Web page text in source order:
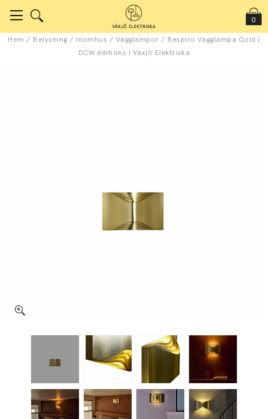
0
Hem / Belysning / Inomhus / Vägglampor / Respiro Vägglampa Gold |
DCW éditions | Växjö Elektriska